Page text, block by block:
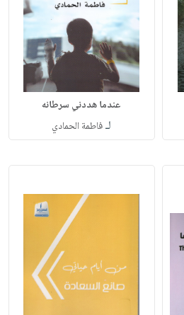
عندما هددني سرطانه
لـفاطمة الحمادي